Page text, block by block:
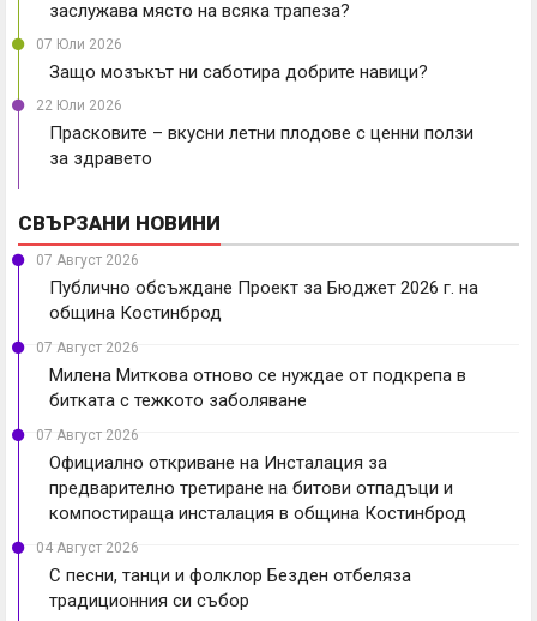
заслужава място на всяка трапеза?
07 Юли 2026
Защо мозъкът ни саботира добрите навици?
22 Юли 2026
Прасковите – вкусни летни плодове с ценни ползи
за здравето
СВЪРЗАНИ НОВИНИ
07 Август 2026
Публично обсъждане Проект за Бюджет 2026 г. на
община Костинброд
07 Август 2026
Милена Миткова отново се нуждае от подкрепа в
битката с тежкото заболяване
07 Август 2026
Официално откриване на Инсталация за
предварително третиране на битови отпадъци и
компостираща инсталация в община Костинброд
04 Август 2026
С песни, танци и фолклор Безден отбеляза
традиционния си събор